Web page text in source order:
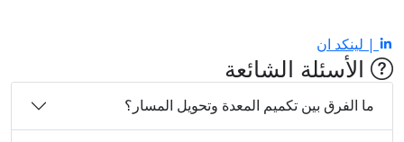
| لينكد ان
الأسئلة الشائعة
ما الفرق بين تكميم المعدة وتحويل المسار؟